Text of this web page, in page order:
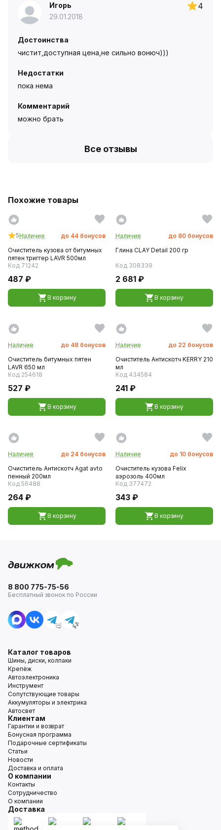
Игорь
29.01.2018
4
Достоинства
чистит,доступная цена,не сильно вонюч)))
Недостатки
пока нема
Комментарий
можно брать
Все отзывы
Похожие товары
5Наличие до 44 бонусов
Очиститель кузова от битумных
пятен триггер LAVR 500мл
Код 71242
487 ₽
В корзину
Наличие до 80 бонусов
Глина CLAY Detail 200 гр
Код 308339
2 681 ₽
В корзину
Наличие до 48 бонусов
Очиститель битумных пятен
LAVR 650 мл
Код 254618
527 ₽
В корзину
Наличие до 22 бонусов
Очиститель Антискотч KERRY 210
мл
Код 434584
241 ₽
В корзину
Наличие до 24 бонусов
Очиститель Антискотч Agat avto
пенный 200мл
Код 56488
264 ₽
В корзину
Наличие до 10 бонусов
Очиститель кузова Felix
аэрозоль 400мл
Код 377472
343 ₽
В корзину
8 800 775-75-56
Бесплатный звонок по России
Каталог товаров
Шины, диски, колпаки
Крепёж
Автоэлектроника
Инструмент
Сопутствующие товары
Аккумуляторы и электрика
Автосвет
Клиентам
Гарантии и возврат
Бонусная программа
Подарочные сертификаты
Статьи
Новости
Доставка и оплата
О компании
Контакты
Сотрудничество
О компании
Доставка